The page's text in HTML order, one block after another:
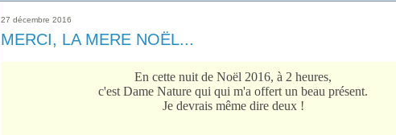
27 décembre 2016
MERCI, LA MERE NOËL...
En cette nuit de Noël 2016, à 2 heures,
c'est Dame Nature qui qui m'a offert un beau présent.
Je devrais même dire deux !